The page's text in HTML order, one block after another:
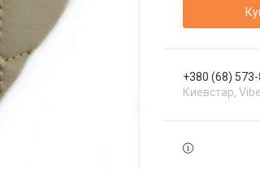
+380 (68)
Киевстар,